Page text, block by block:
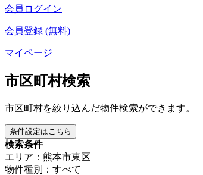
会員ログイン
会員登録 (無料)
マイページ
市区町村検索
市区町村を絞り込んだ物件検索ができます。
条件設定はこちら
検索条件
エリア：熊本市東区
物件種別：すべて